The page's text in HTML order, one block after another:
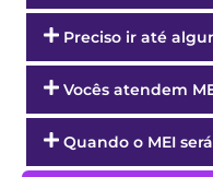
Preciso ir até
Vocês atendem
Quando o MEI